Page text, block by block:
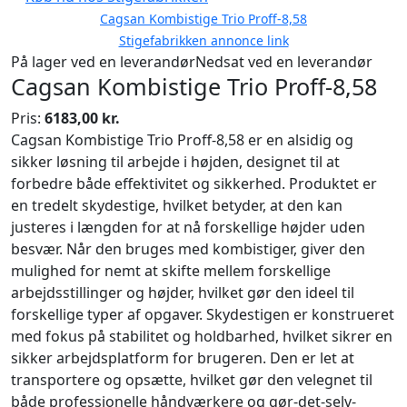
Cagsan Kombistige Trio Proff-8,58
Stigefabrikken annonce link
På lager ved en leverandørNedsat ved en leverandør
Cagsan Kombistige Trio Proff-8,58
Pris: 6183,00 kr.
Cagsan Kombistige Trio Proff-8,58 er en alsidig og
sikker løsning til arbejde i højden, designet til at
forbedre både effektivitet og sikkerhed. Produktet er
en tredelt skydestige, hvilket betyder, at den kan
justeres i længden for at nå forskellige højder uden
besvær. Når den bruges med kombistiger, giver den
mulighed for nemt at skifte mellem forskellige
arbejdsstillinger og højder, hvilket gør den ideel til
forskellige typer af opgaver. Skydestigen er konstrueret
med fokus på stabilitet og holdbarhed, hvilket sikrer en
sikker arbejdsplatform for brugeren. Den er let at
transportere og opsætte, hvilket gør den velegnet til
både professionelle håndværkere og gør-det-selv-